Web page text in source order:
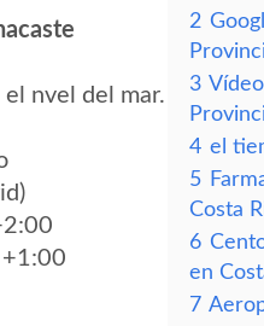
nvel del mar.
+1:00
2
3
4 el
5
Costa
6
en
7